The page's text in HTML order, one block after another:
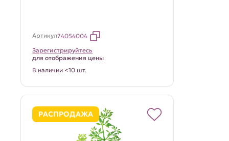
Артикул74054004
Зарегистрируйтесь
для отображения цены
В наличии <10 шт.
РАСПРОДАЖА